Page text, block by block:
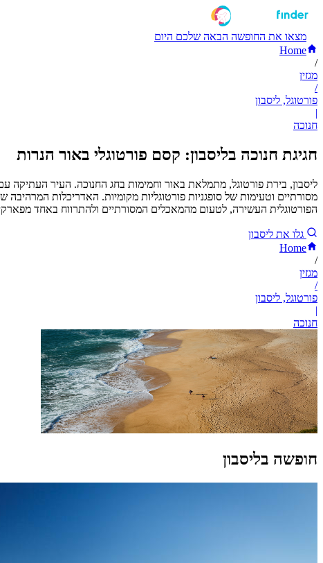
מצאו את החופשה הבאה שלכם היום
Home
/
מגזין
/
פורטוגל, ליסבון
|
חנוכה
חגיגת חנוכה בליסבון: קסם פורטוגלי באור הנרות
ליסבון, בירת פורטוגל, מתמלאת באור וחמימות בחג החנוכה. העיר העתיקה
מסורתיים וטעימות של סופגניות פורטוגליות מקומיות. האדריכלות
הפורטוגלית העשירה, לטעום מהמאכלים המסורתיים ולהתרווח באחד
גלו את ליסבון
Home
/
מגזין
/
פורטוגל, ליסבון
|
חנוכה
חופשה בליסבון